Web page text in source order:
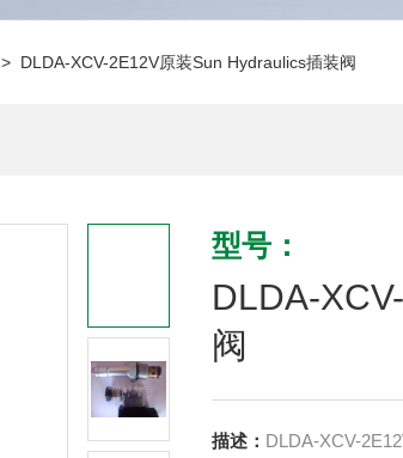
> DLDA-XCV-2E12V原装Sun Hydraulics插装阀
型号：
DLDA-
阀
描述： DLDA-XCV-